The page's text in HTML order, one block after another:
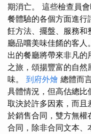
期消亡。 這些檢查員
餐體驗的各個方面進行
飪方法、擺盤、服務和
廳品嚐美味佳餚的客
出的餐廳將帶來非凡
之旅，頌揚豐富的自
味。 到府外燴 總體而
具體情況，但高估總
取決於許多因素，而
於銷售合同，雙方無權
合同，除非合同文本、